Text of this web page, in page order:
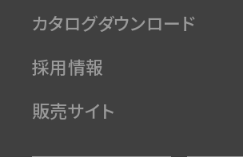
カタログダウンロード
採用情報
販売サイト